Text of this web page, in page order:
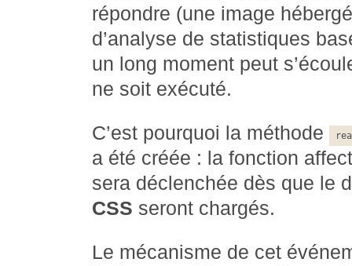
répondre (une image
d’analyse de statistiques
un long moment peut
ne soit exécuté.
C’est pourquoi la méthode
a été créée : la fonction
sera déclenchée dès que le
CSS seront chargés.
Le mécanisme de cet